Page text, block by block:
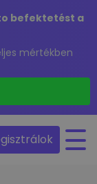
befektetést a
mértékben